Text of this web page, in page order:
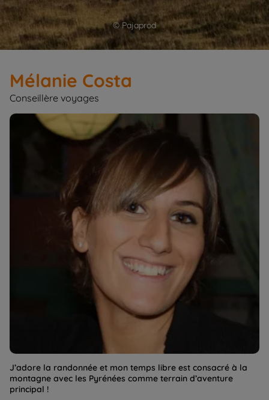
© Pajaprod
Mélanie Costa
Conseillère voyages
J’adore la randonnée et mon temps libre est consacré à la
montagne avec les Pyrénées comme terrain d’aventure
principal !